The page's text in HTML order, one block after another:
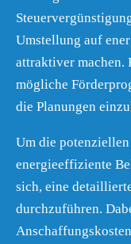
Umstellung auf
attraktiver machen.
mögliche
die Planungen
Um die
energieeffiziente
sich, eine
durchzuführen.